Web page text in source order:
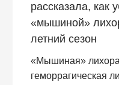
рассказала, как
«мышиной»
летний сезон
«Мышиная»
геморрагическая